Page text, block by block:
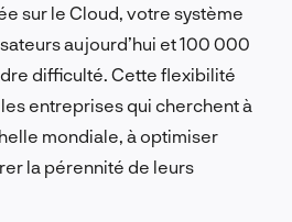
sur le Cloud, votre système
aujourd’hui et 100 000
difficulté. Cette flexibilité
entreprises qui cherchent à
mondiale, à optimiser
la pérennité de leurs